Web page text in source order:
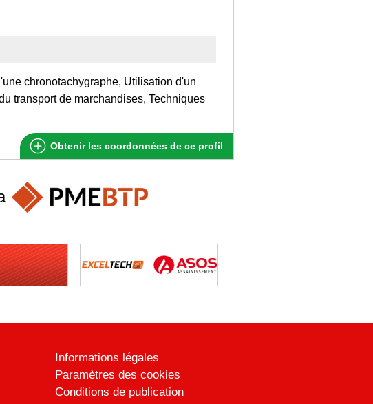
chronotachygraphe, Utilisation d'un
transport de marchandises, Techniques
Obtenir les coordonnées de ce profil
Informations légales
Paramètres des cookies
Conditions de publication